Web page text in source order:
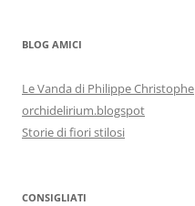
BLOG AMICI
Le Vanda di Philippe Christophe
orchidelirium.blogspot
Storie di fiori stilosi
CONSIGLIATI